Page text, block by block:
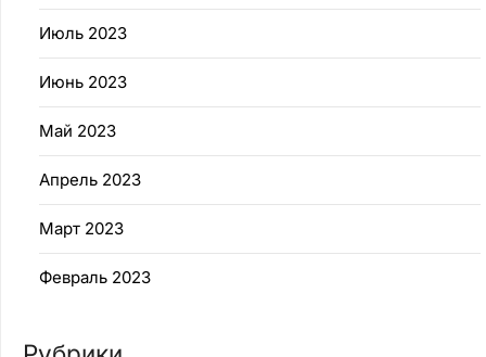
Июль 2023
Июнь 2023
Май 2023
Апрель 2023
Март 2023
Февраль 2023